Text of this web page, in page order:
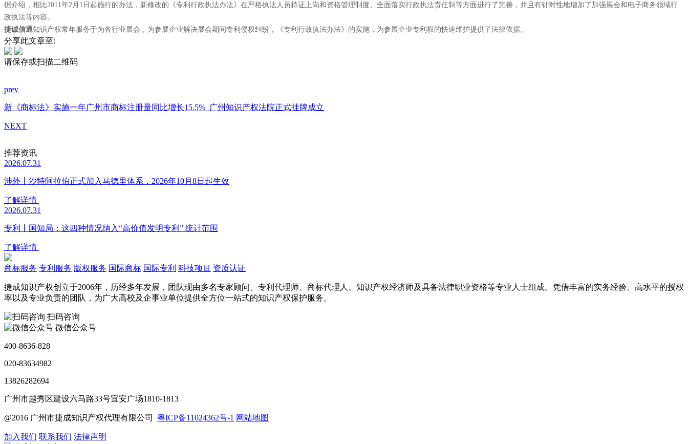
据介绍，相比2011年2月1日起施行的办法，新修改的《专利行政执法办法》在严格执法人员持证上岗和资格管理制度、全面落实行政执法责任制等方面进行了完善，并且有针对性地增加了加强展会和电子商务领域行
政执法等内容。
捷诚信通知识产权常年服务于为各行业展会，为参展企业解决展会期间专利侵权纠纷，《专利行政执法办法》的实施，为参展企业专利权的快速维护提供了法律依据。
分享此文章至:
请保存或扫描二维码
prev
新《商标法》实施一年广州市商标注册量同比增长15.5% 广州知识产权法院正式挂牌成立
NEXT
推荐资讯
2026.07.31
涉外丨沙特阿拉伯正式加入马德里体系，2026年10月8日起生效
了解详情
2026.07.31
专利丨国知局：这四种情况纳入“高价值发明专利” 统计范围
了解详情
商标服务 专利服务 版权服务 国际商标 国际专利 科技项目 资质认证
捷成知识产权创立于2006年，历经多年发展，团队现由多名专家顾问、专利代理师、商标代理人、知识产权经济师及具备法律职业资格等专业人士组成。凭借丰富的实务经验、高水平的授权
率以及专业负责的团队，为广大高校及企事业单位提供全方位一站式的知识产权保护服务。
扫码咨询
微信公众号
400-8636-828
020-83634982
13826282694
广州市越秀区建设六马路33号宜安广场1810-1813
@2016 广州市捷成知识产权代理有限公司 粤ICP备11024362号-1 网站地图
加入我们 联系我们 法律声明